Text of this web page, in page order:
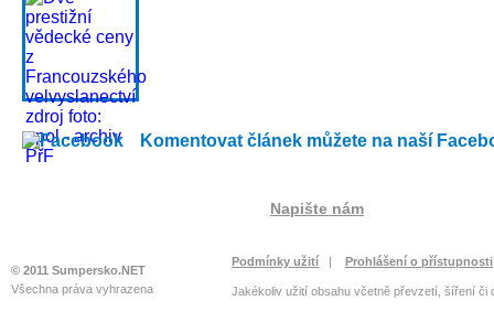
Komentovat článek můžete na naší
© 2011 Sumpersko.NET
Všechna práva vyhrazena
Napište nám
Podmínky užití | Prohlášení o přístupnosti
Jakékoliv užití obsahu včetně převzetí, šíření či